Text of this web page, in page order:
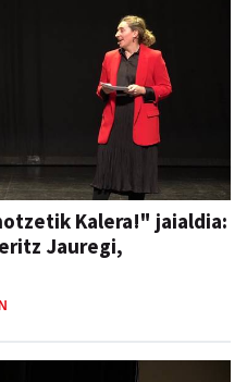
Kalera!" jaialdia:
Jauregi,